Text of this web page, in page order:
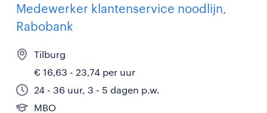
Medewerker klantenservice noodlijn,
Rabobank
Tilburg
€ 16,63 - 23,74 per uur
24 - 36 uur, 3 - 5 dagen p.w.
MBO